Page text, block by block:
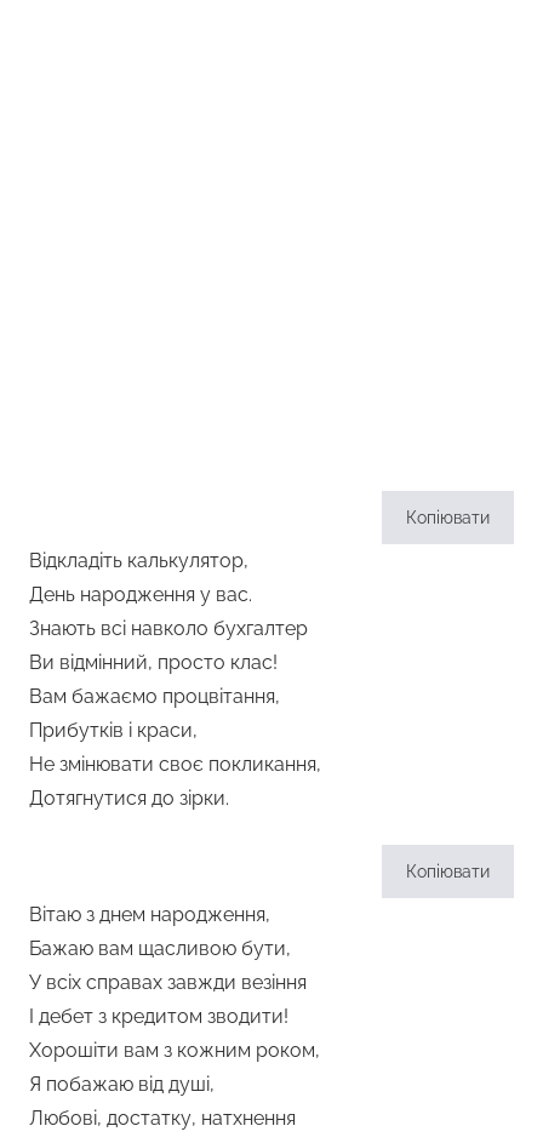
Копіювати
Відкладіть калькулятор,
День народження у вас.
Знають всі навколо бухгалтер
Ви відмінний, просто клас!
Вам бажаємо процвітання,
Прибутків і краси,
Не змінювати своє покликання,
Дотягнутися до зірки.
Копіювати
Вітаю з днем народження,
Бажаю вам щасливою бути,
У всіх справах завжди везіння
І дебет з кредитом зводити!
Хорошіти вам з кожним роком,
Я побажаю від душі,
Любові, достатку, натхнення